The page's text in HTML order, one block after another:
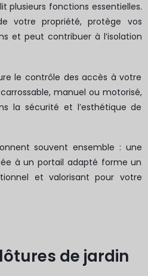
plusieurs fonctions essentielles.
votre propriété, protège vos
et peut contribuer à l’isolation
le contrôle des accès à votre
manuel ou motorisé,
la sécurité et l’esthétique de
souvent ensemble : une
à un portail adapté forme un
et valorisant pour votre
de jardin